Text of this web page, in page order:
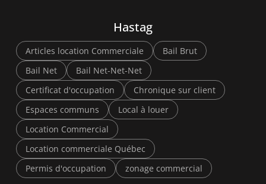
Hastag
Articles location Commerciale
Bail Brut
Bail Net
Bail Net-Net-Net
Certificat d'occupation
Chronique sur client
Espaces communs
Local à louer
Location Commercial
Location commerciale Québec
Permis d'occupation
zonage commercial